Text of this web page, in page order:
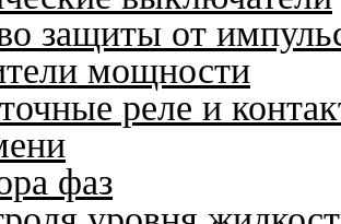
защиты от
мощности
реле и
фаз